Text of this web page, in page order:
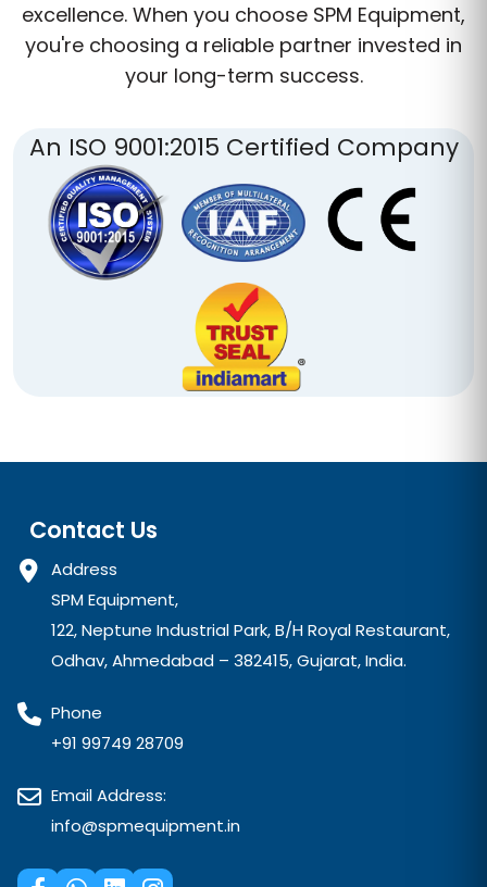
excellence. When you choose SPM Equipment,
you're choosing a reliable partner invested in
your long-term success.
An ISO 9001:2015 Certified Company
Contact Us
Address
SPM Equipment,
122, Neptune Industrial Park, B/H Royal Restaurant,
Odhav, Ahmedabad – 382415, Gujarat, India.
Phone
+91 99749 28709
Email Address:
info@spmequipment.in